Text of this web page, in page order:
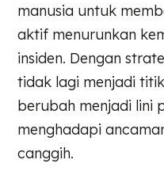
manusia untuk
aktif menurunkan
insiden. Dengan
tidak lagi menjadi
berubah menjadi lini
menghadapi
canggih.